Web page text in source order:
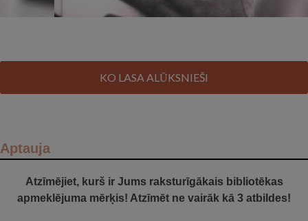
KO LASA ALŪKSNIEŠI
Aptauja
Atzīmējiet, kurš ir Jums raksturīgākais bibliotēkas
apmeklējuma mērķis! Atzīmēt ne vairāk kā 3 atbildes!